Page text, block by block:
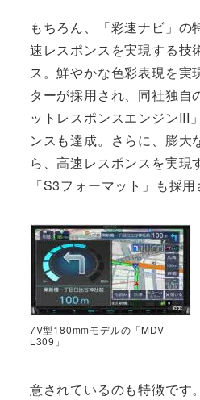
もちろん、「彩速ナビ」の
速レスポンスを実現する技
ス。鮮やかな色彩表現を実
ターが採用され、同社独自
ットレスポンスエンジンIII
ンスも達成。さらに、膨大
ら、高速レスポンスを実現
「S3フォーマット」も採用
7V型180mmモデルの「MDV-
L309」
意されているのも特徴です。